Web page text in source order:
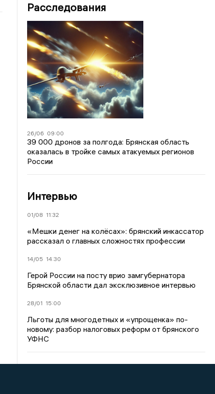
Расследования
26/06 09:00
39 000 дронов за полгода: Брянская область
оказалась в тройке самых атакуемых регионов
России
Интервью
01/08 11:32
«Мешки денег на колёсах»: брянский инкассатор
рассказал о главных сложностях профессии
14/05 14:30
Герой России на посту врио замгубернатора
Брянской области дал эксклюзивное интервью
28/01 15:00
Льготы для многодетных и «упрощенка» по-
новому: разбор налоговых реформ от брянского
УФНС